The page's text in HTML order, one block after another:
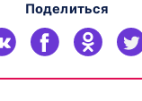
Поделиться